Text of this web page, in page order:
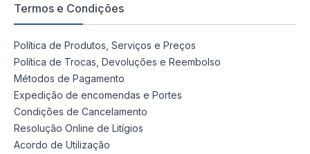
Termos e Condições
Política de Produtos, Serviços e Preços
Política de Trocas, Devoluções e Reembolso
Métodos de Pagamento
Expedição de encomendas e Portes
Condições de Cancelamento
Resolução Online de Litígios
Acordo de Utilização